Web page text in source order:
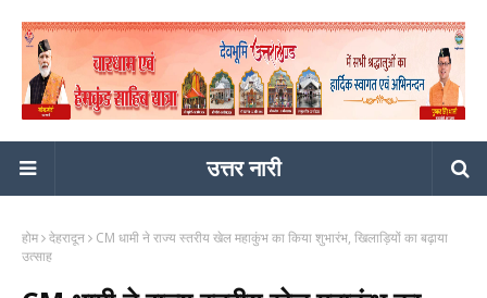
उत्तर नारी
होम देहरादून
CM धामी ने राज्य स्तरीय खेल महाकुंभ का किया शुभारंभ, खिलाड़ियों का बढ़ाया
उत्साह